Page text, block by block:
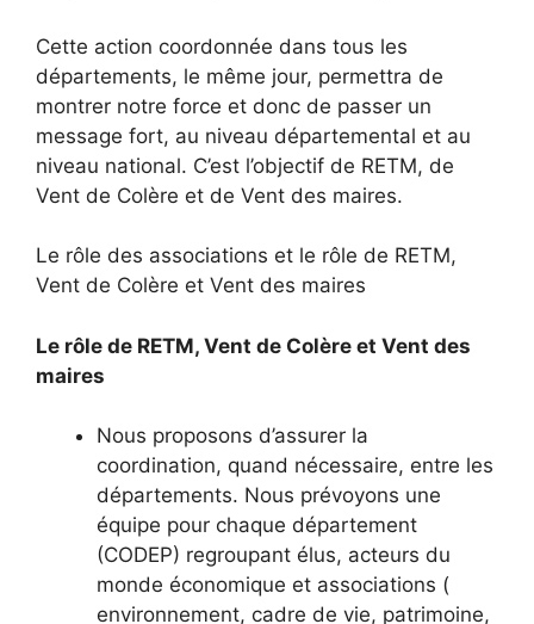
Cette action coordonnée dans tous les
départements, le même jour, permettra de
montrer notre force et donc de passer un
message fort, au niveau départemental et au
niveau national. C’est l’objectif de RETM, de
Vent de Colère et de Vent des maires.
Le rôle des associations et le rôle de RETM,
Vent de Colère et Vent des maires
Le rôle de RETM, Vent de Colère et Vent des
maires
Nous proposons d’assurer la
coordination, quand nécessaire, entre les
départements. Nous prévoyons une
équipe pour chaque département
(CODEP) regroupant élus, acteurs du
monde économique et associations (
environnement, cadre de vie, patrimoine,